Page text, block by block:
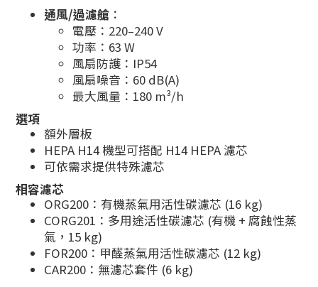
通風/過濾艙 ：
電壓：220–240 V
功率：63 W
風扇防護：IP54
風扇噪音：60 dB(A)
最大風量：180 m³/h
選項
額外層板
HEPA H14 機型可搭配 H14 HEPA 濾芯
可依需求提供特殊濾芯
相容濾芯
ORG200：有機蒸氣用活性碳濾芯 (16 kg)
CORG201：多用途活性碳濾芯 (有機 + 腐蝕性蒸
氣，15 kg)
FOR200：甲醛蒸氣用活性碳濾芯 (12 kg)
CAR200：無濾芯套件 (6 kg)